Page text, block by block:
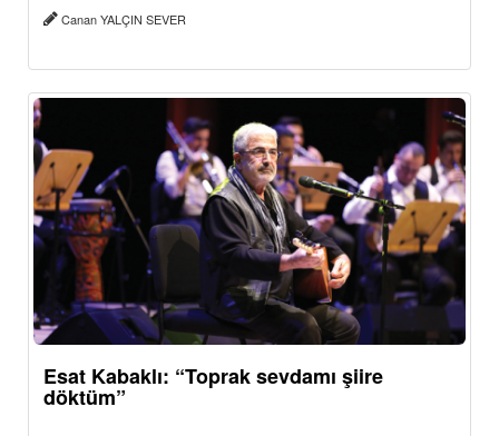
Canan YALÇIN SEVER
Esat Kabaklı: “Toprak sevdamı şiire
döktüm”